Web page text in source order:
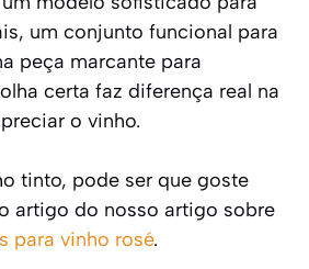
um conjunto funcional para
peça marcante para
certa faz diferença real na
o vinho.
tinto, pode ser que goste
artigo do nosso artigo sobre
para vinho rosé.